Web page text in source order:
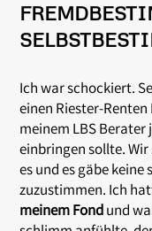
Ich war schockiert.
einen Riester-
meinem LBS
einbringen sollte.
es und es gäbe
zuzustimmen. Ich
meinem Fondund